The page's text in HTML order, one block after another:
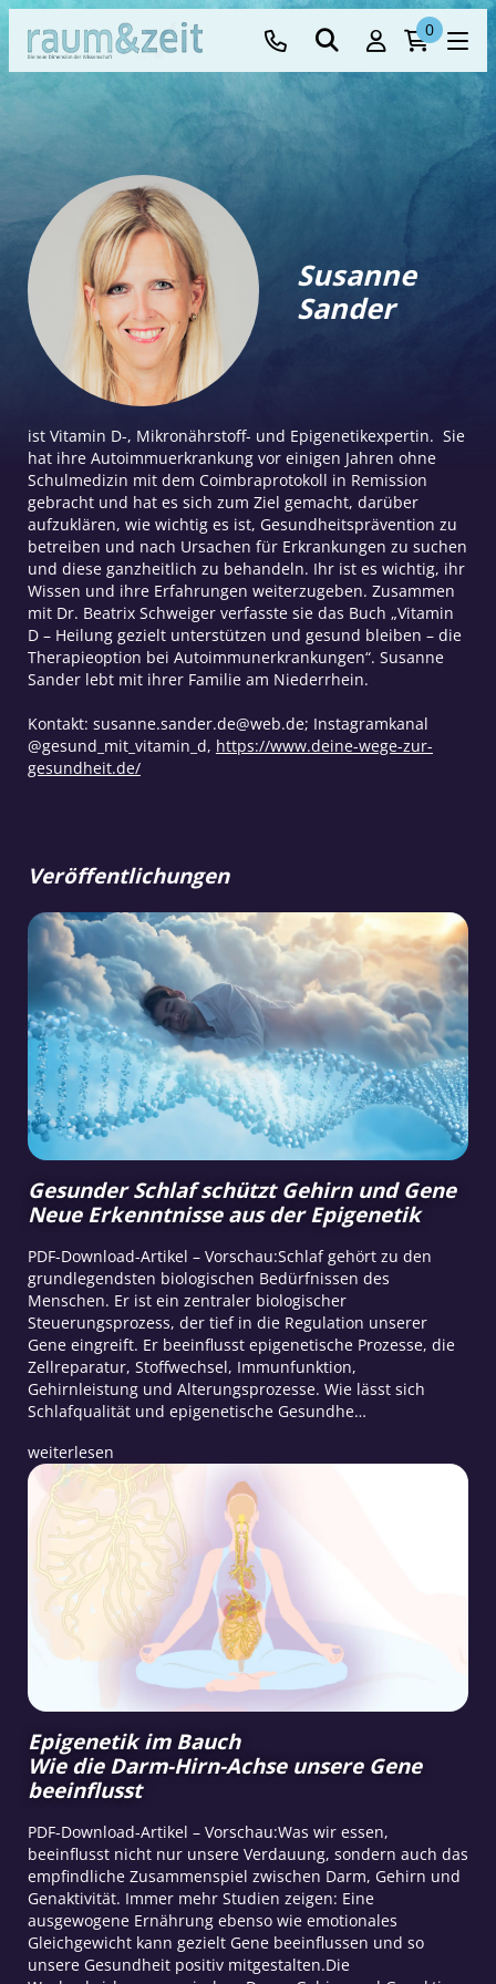
0
Susanne
Sander
ist Vitamin D-, Mikronährstoff- und Epigenetikexpertin. Sie
hat ihre Autoimmuerkrankung vor einigen Jahren ohne
Schulmedizin mit dem Coimbraprotokoll in Remission
gebracht und hat es sich zum Ziel gemacht, darüber
aufzuklären, wie wichtig es ist, Gesundheitsprävention zu
betreiben und nach Ursachen für Erkrankungen zu suchen
und diese ganzheitlich zu behandeln. Ihr ist es wichtig, ihr
Wissen und ihre Erfahrungen weiterzugeben. Zusammen
mit Dr. Beatrix Schweiger verfasste sie das Buch „Vitamin
D – Heilung gezielt unterstützen und gesund bleiben – die
Therapieoption bei Autoimmunerkrankungen“. Susanne
Sander lebt mit ihrer Familie am Niederrhein.
Kontakt: susanne.sander.de@web.de; Instagramkanal
@gesund_mit_vitamin_d, https://www.deine-wege-zur-
gesundheit.de/
Veröffentlichungen
Gesunder Schlaf schützt Gehirn und Gene
Neue Erkenntnisse aus der Epigenetik
PDF-Download-Artikel – Vorschau:Schlaf gehört zu den
grundlegendsten biologischen Bedürfnissen des
Menschen. Er ist ein zentraler biologischer
Steuerungsprozess, der tief in die Regulation unserer
Gene eingreift. Er beeinflusst epigenetische Prozesse, die
Zellreparatur, Stoffwechsel, Immunfunktion,
Gehirnleistung und Alterungsprozesse. Wie lässt sich
Schlafqualität und epigenetische Gesundhe…
weiterlesen
Epigenetik im Bauch
Wie die Darm-Hirn-Achse unsere Gene
beeinflusst
PDF-Download-Artikel – Vorschau:Was wir essen,
beeinflusst nicht nur unsere Verdauung, sondern auch das
empfindliche Zusammenspiel zwischen Darm, Gehirn und
Genaktivität. Immer mehr Studien zeigen: Eine
ausgewogene Ernährung ebenso wie emotionales
Gleichgewicht kann gezielt Gene beeinflussen und so
unsere Gesundheit positiv mitgestalten.Die